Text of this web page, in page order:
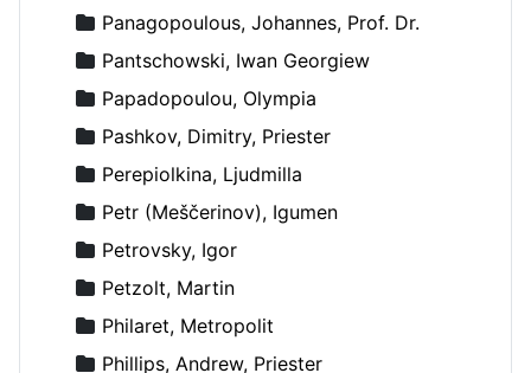
Panagopoulous, Johannes, Prof. Dr.
Pantschowski, Iwan Georgiew
Papadopoulou, Olympia
Pashkov, Dimitry, Priester
Perepiolkina, Ljudmilla
Petr (Meščerinov), Igumen
Petrovsky, Igor
Petzolt, Martin
Philaret, Metropolit
Phillips, Andrew, Priester